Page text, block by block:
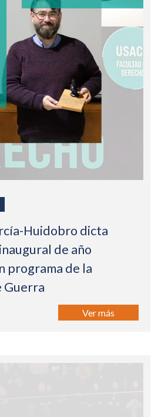
Huidobro dicta
de año
programa de la
Guerra
Ver más